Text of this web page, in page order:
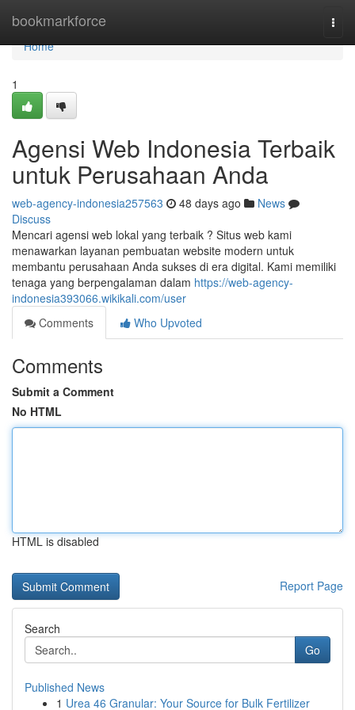
bookmarkforce
Home
Home
1
Agensi Web Indonesia Terbaik
untuk Perusahaan Anda
web-agency-indonesia257563 48 days ago
News
Discuss
Mencari agensi web lokal yang terbaik ? Situs web kami
menawarkan layanan pembuatan website modern untuk
membantu perusahaan Anda sukses di era digital. Kami memiliki
tenaga yang berpengalaman dalam https://web-agency-
indonesia393066.wikikali.com/user
Comments
Who Upvoted
Comments
Submit a Comment
No HTML
HTML is disabled
Report Page
Search
Go
Published News
1 Urea 46 Granular: Your Source for Bulk Fertilizer